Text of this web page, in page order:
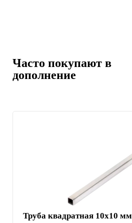
Часто покупают в
дополнение
Труба квадратная 10х10 мм